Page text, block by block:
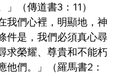
（傳道書3：11）
我們心裡，明顯地，神
件是，我們必須真心尋
求榮耀、尊貴和不能朽
他們。」（羅馬書2：